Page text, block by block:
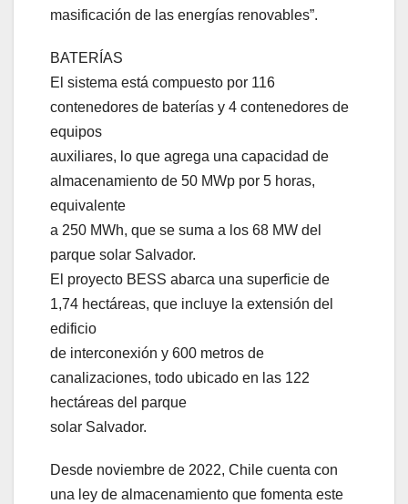
masificación de las energías renovables”.
BATERÍAS
El sistema está compuesto por 116
contenedores de baterías y 4 contenedores de
equipos
auxiliares, lo que agrega una capacidad de
almacenamiento de 50 MWp por 5 horas,
equivalente
a 250 MWh, que se suma a los 68 MW del
parque solar Salvador.
El proyecto BESS abarca una superficie de
1,74 hectáreas, que incluye la extensión del
edificio
de interconexión y 600 metros de
canalizaciones, todo ubicado en las 122
hectáreas del parque
solar Salvador.
Desde noviembre de 2022, Chile cuenta con
una ley de almacenamiento que fomenta este